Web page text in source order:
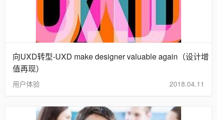
向UXD转型-UXD make designer valuable again（设计增
值再现）
用户体验 2018.04.11